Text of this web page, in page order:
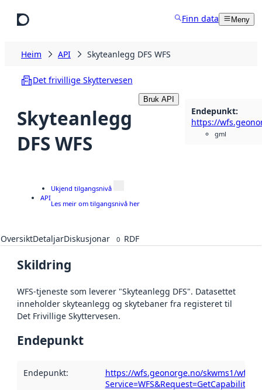
Finn data Meny
Heim API Skyteanlegg DFS WFS
Det frivillige Skyttervesen
Skyteanlegg
DFS WFS
Bruk API
Endepunkt:
gml
API
Ukjend tilgangsnivå
Les meir om tilgangsnivå her
OversiktDetaljarDiskusjonar 0 RDF
Skildring
WFS-tjeneste som leverer "Skyteanlegg DFS". Datasettet
inneholder skyteanlegg og skytebaner fra registeret til
Det Frivillige Skyttervesen.
Endepunkt
Endepunkt:
https://wfs.geonorge.no/skwms1/
Service=WFS&Request=GetCapabilities